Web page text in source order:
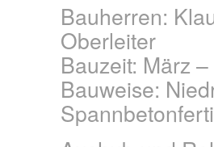
Bauherren:
Oberleiter
Bauzeit: März
Bauweise: